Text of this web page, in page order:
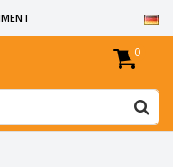
UNGEBOHRT
0